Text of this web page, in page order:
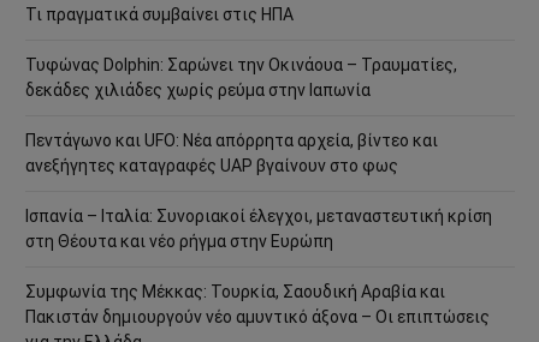
Τι πραγματικά συμβαίνει στις ΗΠΑ
Τυφώνας Dolphin: Σαρώνει την Οκινάουα – Τραυματίες,
δεκάδες χιλιάδες χωρίς ρεύμα στην Ιαπωνία
Πεντάγωνο και UFO: Νέα απόρρητα αρχεία, βίντεο και
ανεξήγητες καταγραφές UAP βγαίνουν στο φως
Ισπανία – Ιταλία: Συνοριακοί έλεγχοι, μεταναστευτική κρίση
στη Θέουτα και νέο ρήγμα στην Ευρώπη
Συμφωνία της Μέκκας: Τουρκία, Σαουδική Αραβία και
Πακιστάν δημιουργούν νέο αμυντικό άξονα – Οι επιπτώσεις